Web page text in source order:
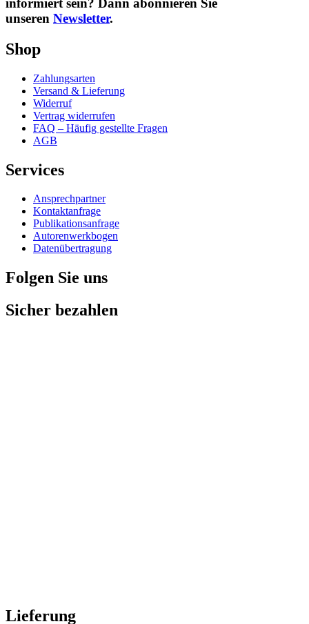
informiert sein? Dann abonnieren Sie
unseren Newsletter.
Shop
Zahlungsarten
Versand & Lieferung
Widerruf
Vertrag widerrufen
FAQ – Häufig gestellte Fragen
AGB
Services
Ansprechpartner
Kontaktanfrage
Publikationsanfrage
Autorenwerkbogen
Datenübertragung
Folgen Sie uns
Sicher bezahlen
Lieferung